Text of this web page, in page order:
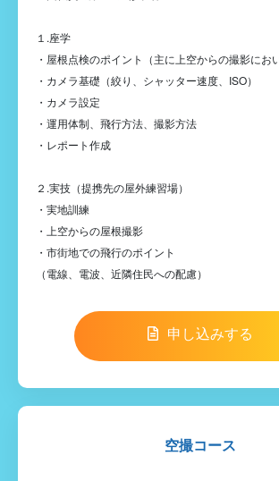
１.座学
・屋根点検のポイント（主に上空からの撮影にお
・カメラ基礎（絞り、シャッター速度、ISO）
・カメラ設定
・運用体制、飛行方法、撮影方法
・レポート作成
２.実技（提携先の屋外練習場）
・実地訓練
・上空からの屋根撮影
・市街地での飛行のポイント
（電線、電波、近隣住民への配慮）
申し込みする
空撮コース